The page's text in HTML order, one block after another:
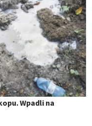
Wpadli na